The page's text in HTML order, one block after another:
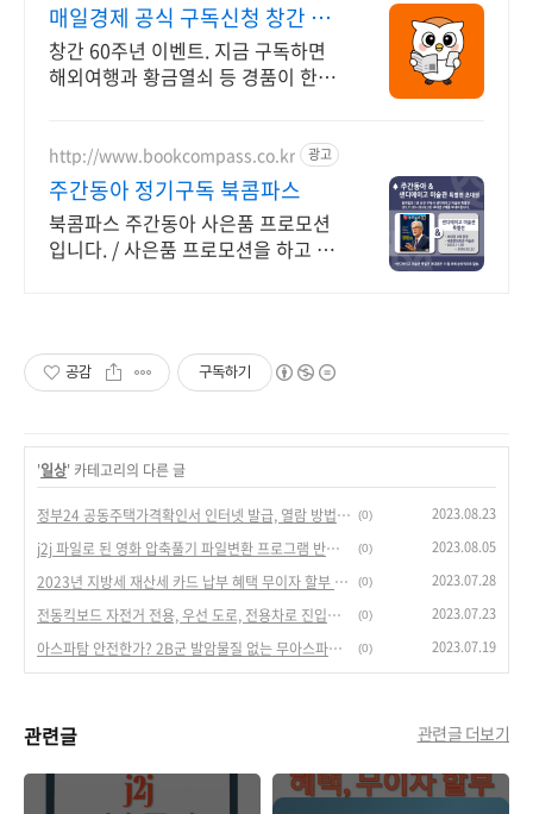
매일경제 공식 구독신청 창간 60
주년 이벤트
창간 60주년 이벤트. 지금 구독하면
해외여행과 황금열쇠 등 경품이 한가
http://www.bookcompass.co.kr 광고
주간동아 정기구독 북콤파스
북콤파스 주간동아 사은품 프로모션
입니다. / 사은품 프로모션을 하고 있
공감 구독하기
'일상' 카테고리의 다른 글
정부24 공동주택가격확인서 인터넷 발급, 열람 방법[신축 아파트] (0) 2023.08.23
j2j 파일로 된 영화 압축풀기 파일변환 프로그램 반디집으로 해결 (0) 2023.08.05
2023년 지방세 재산세 카드 납부 혜택 무이자 할부 알아보기 (0) 2023.07.28
전동킥보드 자전거 전용, 우선 도로, 전용차로 진입한 자동차와의 사고 과실비율 (0) 2023.07.23
아스파탐 안전한가? 2B군 발암물질 없는 무아스파탐 막걸리 종류. (0) 2023.07.19
관련글 관련글 더보기